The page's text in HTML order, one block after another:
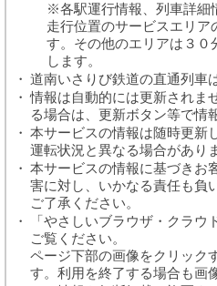
※各駅運行情報、列車詳細
走行位置のサービスエリア
す。その他のエリアは３０
します。
道南いさりび鉄道の直通列車
情報は自動的には更新されま
る場合は、更新ボタン等で情
本サービスの情報は随時更新
運転状況と異なる場合があり
本サービスの情報に基づきお
害に対し、いかなる責任も負
ご了承ください。
「やさしいブラウザ・クラウ
ご覧ください。
ページ下部の画像をクリック
す。利用を終了する場合も画